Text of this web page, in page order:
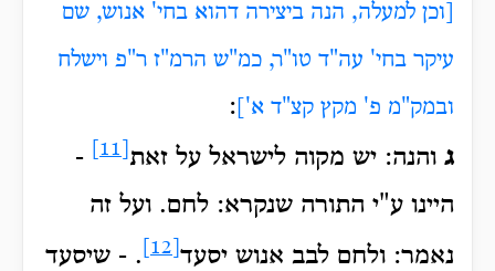
[וכן למעלה, הנה ביצירה דהוא בחי' אנוש, שם
עיקר בחי' עה"ד טו"ר, כמ"ש הרמ"ז ר"פ וישלח
ובמק"מ פ' מקץ קצ"ד א'] :
ג והנה: יש מקוה לישראל על זאת
-
היינו ע"י התורה שנקרא: לחם. ועל זה
נאמר: ולחם לבב אנוש יסעד
. - שיסעד